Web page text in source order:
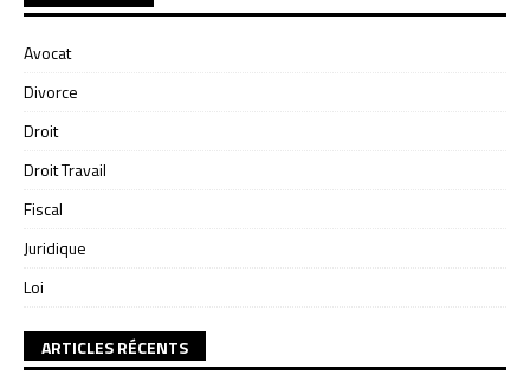
Avocat
Divorce
Droit
Droit Travail
Fiscal
Juridique
Loi
ARTICLES RÉCENTS